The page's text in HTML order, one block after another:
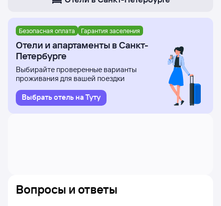
Безопасная оплата Гарантия заселения
Отели и апартаменты в Санкт-
Петербурге
Выбирайте проверенные варианты
проживания для вашей поездки
Выбрать отель на Туту
Вопросы и ответы